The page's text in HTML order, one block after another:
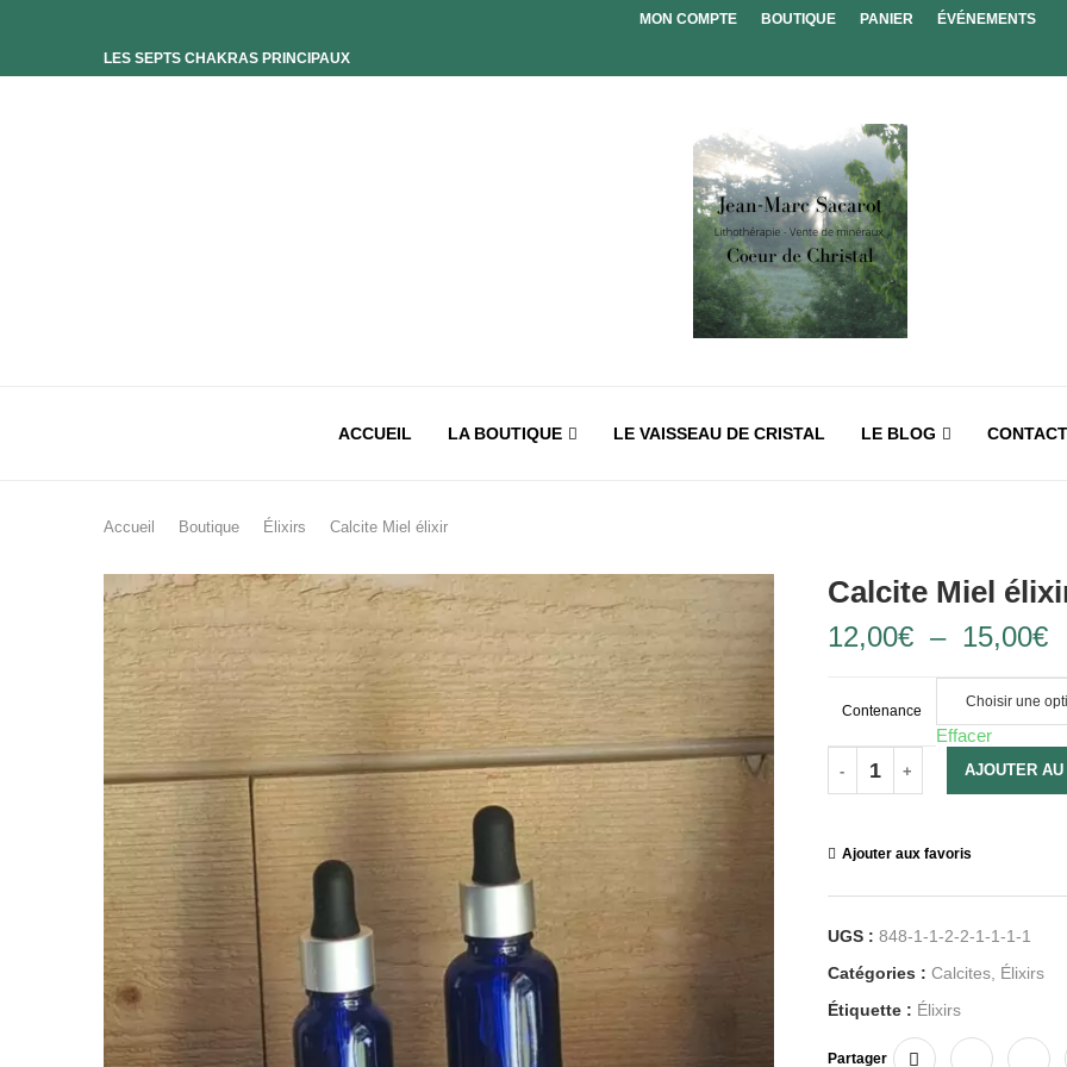
LES SEPTS CHAKRAS PRINCIPAUX
MON COMPTE BOUTIQUE PANIER ÉVÉNEMENTS
ACCUEIL LA BOUTIQUE LE VAISSEAU DE CRISTAL LE BLOG CONTACT
Accueil Boutique Élixirs Calcite Miel élixir
Calcite Miel
12,00€ – 15,00€
Contenance
Effacer
AJOUTER AU
Ajouter aux favoris
UGS : 848-1-1-2-2-1-1-1-1
Catégories : Calcites, Élixirs
Étiquette : Élixirs
Partager